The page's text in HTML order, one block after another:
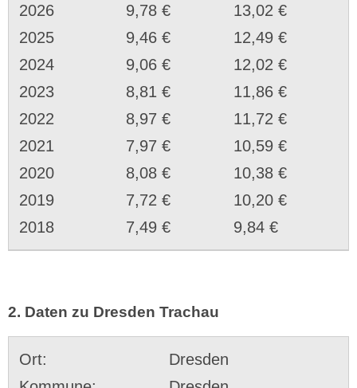
2026
9,78 €
13,02 €
2025
9,46 €
12,49 €
2024
9,06 €
12,02 €
2023
8,81 €
11,86 €
2022
8,97 €
11,72 €
2021
7,97 €
10,59 €
2020
8,08 €
10,38 €
2019
7,72 €
10,20 €
2018
7,49 € 9,84 €
2. Daten zu Dresden Trachau
Ort:
Dresden